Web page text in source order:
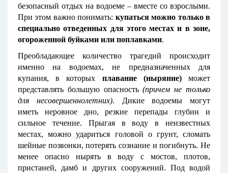
безопасный отдых на водоеме – вместе со взрослыми.
При этом важно понимать: купаться можно только в
специально отведенных для этого местах и в зоне,
огороженной буйками или поплавками.
Преобладающее количество трагедий происходит
именно на водоемах, не предназначенных для
купания, в которых плавание (ныряние)может
представлять большую опасность(причем не только
для несовершеннолетних). Дикие водоемы могут
иметь неровное дно, резкие перепады глубин и
сильное течение. Прыгая в воду в неизвестных
местах, можно удариться головой о грунт, сломать
шейные позвонки, потерять сознание и погибнуть. Не
менее опасно нырять в воду с мостов, плотов,
пристаней, дамб и других сооружений. Под водой